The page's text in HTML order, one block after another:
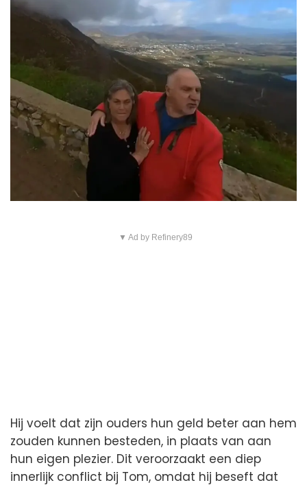
▼ Ad by Refinery89
Hij voelt dat zijn ouders hun geld beter aan hem
zouden kunnen besteden, in plaats van aan
hun eigen plezier. Dit veroorzaakt een diep
innerlijk conflict bij Tom, omdat hij beseft dat